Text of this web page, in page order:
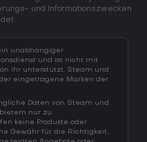
und Informationszwecken
unabhängiger
und ist nicht mit
ihr unterstützt. Steam und
eingetragene Marken der
Daten von Steam und
nur zu
keine Produkte oder
Gewähr für die Richtigkeit,